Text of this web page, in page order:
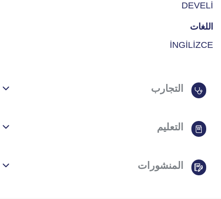
DEVELİ
اللغات
İNGİLİZCE
التجارب
التعليم
المنشورات